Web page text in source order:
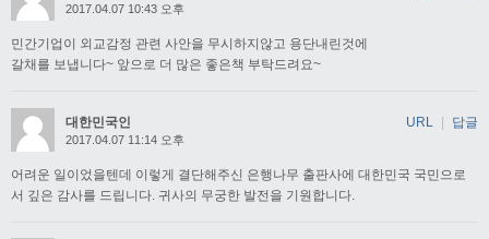
2017.04.07 10:43 오후
민간기업이 외교감정 관련 사안을 무시하지않고 용단내린것에
갈채를 보냅니다~ 앞으로 더 많은 좋은책 부탁드려요~
대한민국인
2017.04.07 11:14 오후
어려운 일이었을텐데 이렇게 결단해주신 은행나무 출판사에 대한민국 국민으로
서 깊은 감사를 드립니다. 귀사의 무궁한 발전을 기원합니다.
URL | 답글